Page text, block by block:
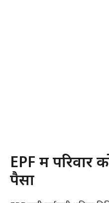
EPF में परिवार
पैसा